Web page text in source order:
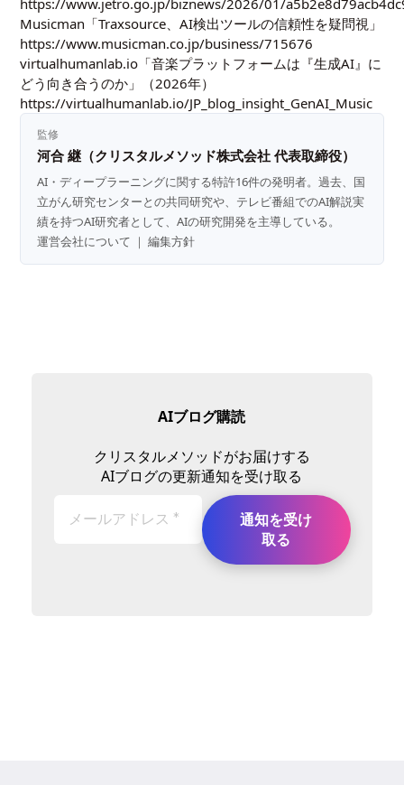
Musicman「Traxsource、AI検出ツールの信頼性を疑問視」
https://www.musicman.co.jp/business/715676
virtualhumanlab.io「音楽プラットフォームは『生成AI』に
どう向き合うのか」（2026年）
https://virtualhumanlab.io/JP_blog_insight_GenAI_Music
監修
河合 継（クリスタルメソッド株式会社 代表取締役）
AI・ディープラーニングに関する特許16件の発明者。過去、国
立がん研究センターとの共同研究や、テレビ番組でのAI解説実
績を持つAI研究者として、AIの研究開発を主導している。
運営会社について ｜編集方針
AIブログ購読
クリスタルメソッドがお届けする
AIブログの更新通知を受け取る